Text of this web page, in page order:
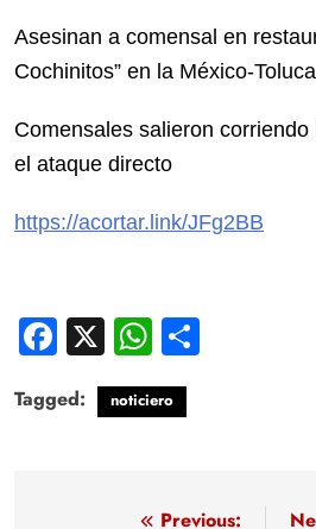
Asesinan a comensal en
Cochinitos” en la México-Toluca
Comensales salieron
el ataque directo
https://acortar.link/JFg2BB
Facebook
X WhatsApp
Tagged: noticiero
Previous: